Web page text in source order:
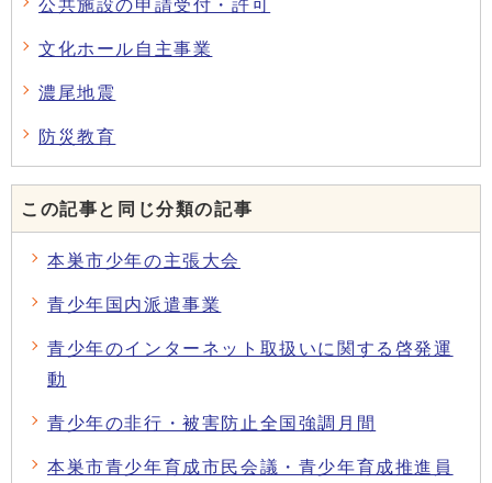
公共施設の申請受付・許可
文化ホール自主事業
濃尾地震
防災教育
この記事と同じ分類の記事
本巣市少年の主張大会
青少年国内派遣事業
青少年のインターネット取扱いに関する啓発運
動
青少年の非行・被害防止全国強調月間
本巣市青少年育成市民会議・青少年育成推進員